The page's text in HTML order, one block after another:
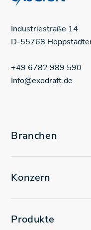
Industriestraße 14
D-55768
+49 6782 989 590
Info@exodraft.de
Branchen
Konzern
Produkte